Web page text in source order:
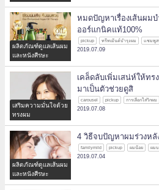
ผลิตภัณฑ์ดูแลเส้นผม
และหนังศีรษะ
หมดปัญหาเรื่องเส้นผม
ออร์แกนิคแท้100%
pickup ทรีทเม้นต์บำรุงผม แชมพูส
2019.07.09
เสริมความมั่นใจด้วย
ทรงผม
เคล็ดลับเพิ่มเสน่ห์ให้ท
มาเป็นตัวช่วยดูสิ
carousel pickup การเลือกใส่วิกผม
2019.07.08
ผลิตภัณฑ์ดูแลเส้นผม
และหนังศีรษะ
4 วิธีจบปัญหาผมร่วงหลั
familymild pickup ผมน้อย ผมบ
2019.07.04